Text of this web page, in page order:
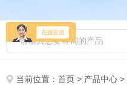
当前位置：首页 > 产品中心 >